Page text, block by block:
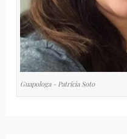
Guapologa - Patricia Soto